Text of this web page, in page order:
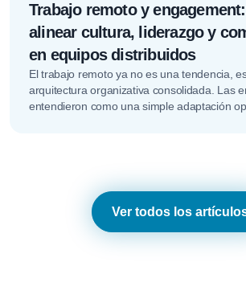
Trabajo remoto y
alinear cultura, liderazgo y
en equipos distribuidos
El trabajo remoto ya no es una tendencia,
arquitectura organizativa consolidada. Las
entendieron como una simple adaptación
Ver todos los